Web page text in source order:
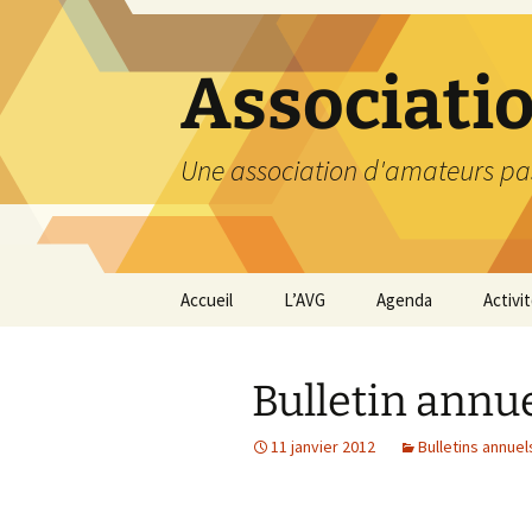
contenu
Une association d'amateurs
Accueil L’AVG
Nos coordonnées
Nous contacter et
Agenda
Bulletin
11 janvier 2012 Bulletins